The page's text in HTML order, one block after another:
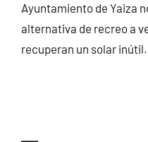
Ayuntamiento de Yaiza
alternativa de recreo a
recuperan un solar inútil.